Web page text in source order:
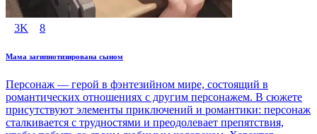
3K 8
Мама загипнотизирована сыном
Персонаж — герой в фэнтезийном мире, состоящий в
романтических отношениях с другим персонажем. В сюжете
присутствуют элементы приключений и романтики: персонаж
сталкивается с трудностями и преодолевает препятствия,